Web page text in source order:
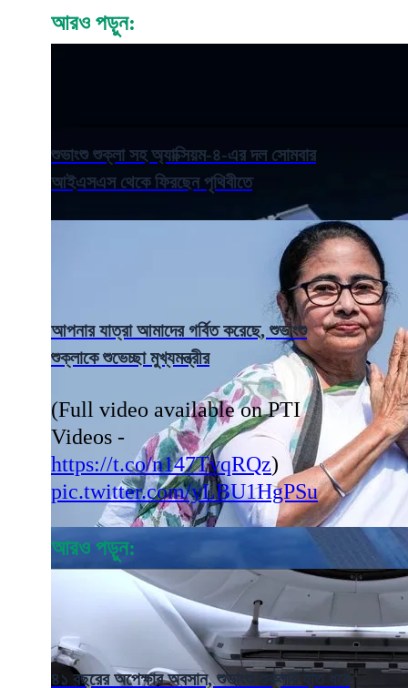
আরও পড়ুন:
শুভাংশু শুক্লা সহ অ্যাক্সিয়ম-৪-এর দল সোমবার
আইএসএস থেকে ফিরছেন পৃথিবীতে
আপনার যাত্রা আমাদের গর্বিত করেছে, শুভাংশু
শুক্লাকে শুভেচ্ছা মুখ্যমন্ত্রীর
(Full video available on PTI
Videos -
https://t.co/n147TvqRQz)
pic.twitter.com/yLBU1HgPSu
আরও পড়ুন:
৪১ বছরের অপেক্ষার অবসান, শুভাংশু শুক্লার হাত ধরে